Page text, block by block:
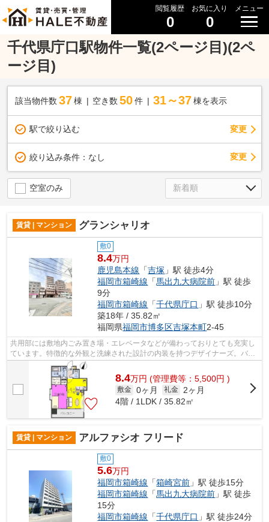
閲覧履歴
0
お気に入り
0
メニュー
千代県庁口駅物件一覧(2ページ目)(2ペ
ージ目)
該当物件数 37棟 空き数 50 件 31～37 棟を表示
駅で絞り込む 変更
絞り込み条件： なし 変更
空室のみ
賃貸 | マンション グランシャリオ
敷0
8.4万円
鹿児島本線 「吉塚 」駅 徒歩4分
福岡市箱崎線 「馬出九大病院前 」駅 徒歩
9分
福岡市箱崎線 「千代県庁口 」駅 徒歩10分
築18年 / 35.82㎡
福岡県福岡市博多区吉塚本町2-45
共用部には敷地内ごみ置き場・エレベータなどが備わっておりとても充実し
ています。特徴的な外観と洗練された設計の内装を持つデザイナーズ。バス
停徒歩3分以内なので利便性が高く外出...
8.4万円 (管理費等：5,500円 )
敷金 0ヶ月 礼金
2ヶ月
4階 / 1LDK / 35.82㎡
賃貸 | マンション アルファシオ フリード
敷0
5.6万円
福岡市箱崎線 「箱崎宮前 」駅 徒歩15分
福岡市箱崎線 「馬出九大病院前 」駅 徒歩
15分
福岡市箱崎線 「千代県庁口 」駅 徒歩24分